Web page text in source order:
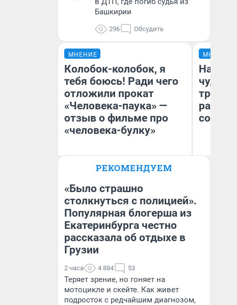
Башкирии
296 Обсудить
МНЕНИЕ
Колобок-колобок, я
тебя боюсь! Ради чего
отложили прокат
«Человека-паука» —
отзыв о фильме про
«человека-булку»
Надежда Губарь
МНЕНИЕ
чудом
РЕКОМЕНДУЕМ
«Было страшно
столкнуться с полицией».
Популярная блогерша из
Екатеринбурга честно
рассказала об отдыхе в
Грузии
2 часа 4 884 53
Теряет зрение, но гоняет на
мотоцикле и скейте. Как живет
подросток с редчайшим диагнозом,